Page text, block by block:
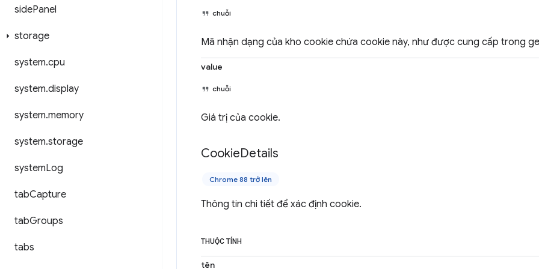
sidePanel
storage
system.cpu
system.display
system.memory
system.storage
systemLog
tabCapture
tabGroups
tabs
chuỗi
Mã nhận dạng của kho cookie chứa cookie này, như được cung cấp trong
value
chuỗi
Giá trị của cookie.
CookieDetails
Chrome 88 trở lên
Thông tin chi tiết để xác định cookie.
THUỘC TÍNH
tên